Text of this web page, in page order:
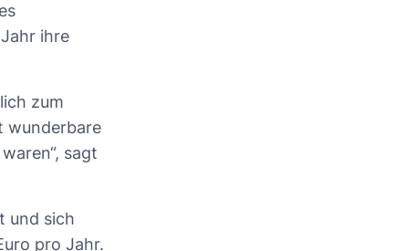
ihre
zum
wunderbare
sagt
und sich
pro Jahr.